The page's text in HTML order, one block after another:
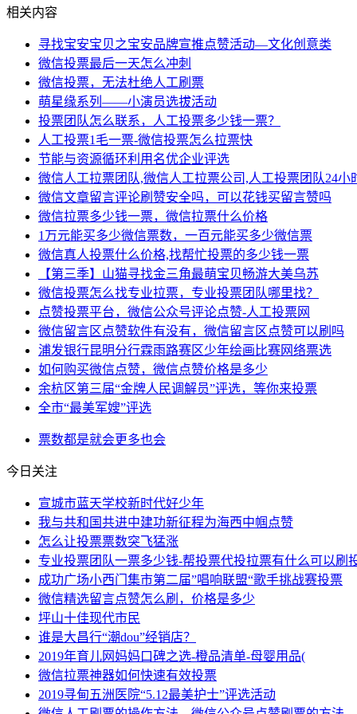
相关内容
寻找宝安宝贝之宝安品牌宣推点赞活动—文化创意类
微信投票最后一天怎么冲刺
微信投票，无法杜绝人工刷票
萌星缘系列——小演员选拔活动
投票团队怎么联系，人工投票多少钱一票？
人工投票1毛一票-微信投票怎么拉票快
节能与资源循环利用名优企业评选
微信人工拉票团队,微信人工拉票公司,人工投票团队24小
微信文章留言评论刷赞安全吗，可以花钱买留言赞吗
微信拉票多少钱一票，微信拉票什么价格
1万元能买多少微信票数，一百元能买多少微信票
微信真人投票什么价格,找帮忙投票的多少钱一票
【第三季】山猫寻找金三角最萌宝贝畅游大美乌苏
微信投票怎么找专业拉票，专业投票团队哪里找？
点赞投票平台，微信公众号评论点赞-人工投票网
微信留言区点赞软件有没有，微信留言区点赞可以刷吗
浦发银行昆明分行霖雨路赛区少年绘画比赛网络票选
如何购买微信点赞，微信点赞价格是多少
余杭区第三届“金牌人民调解员”评选，等你来投票
全市“最美军嫂”评选
票数都是就会更多也会
今日关注
宣城市蓝天学校新时代好少年
我与共和国共进中建功新征程为海西中帼点赞
怎么让投票票数突飞猛涨
专业投票团队一票多少钱-帮投票代投拉票有什么可以刷
成功广场小西门集市第二届”唱响联盟“歌手挑战赛投票
微信精选留言点赞怎么刷，价格是多少
坪山十佳现代市民
谁是大昌行“潮dou”经销店？
2019年育儿网妈妈口碑之选-橙品清单-母婴用品(
微信拉票神器如何快速有效投票
2019寻甸五洲医院“5.12最美护士”评选活动